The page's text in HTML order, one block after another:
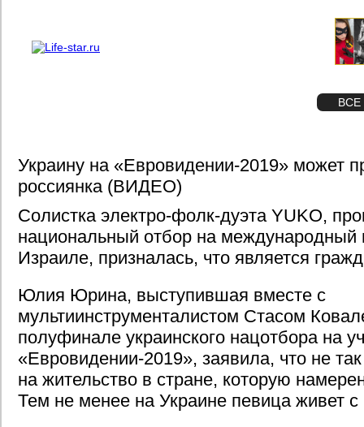
ВСЕ
Украину на «Евровидении-2019» может
россиянка (ВИДЕО)
Солистка электро-фолк-дуэта YUKO,
национальный отбор на международный
Израиле, призналась, что является
Юлия Юрина, выступившая вместе с
мультиинструменталистом Стасом
полуфинале украинского нацотбора на
«Евровидении-2019», заявила, что не
на жительство в стране, которую
Тем не менее на Украине певица живет с